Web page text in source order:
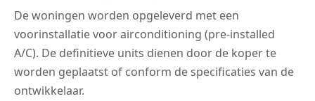
De woningen worden opgeleverd met een
voorinstallatie voor airconditioning (pre-installed
A/C). De definitieve units dienen door de koper te
worden geplaatst of conform de specificaties van de
ontwikkelaar.